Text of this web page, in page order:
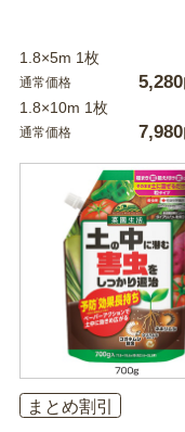
1.8×5m 1枚
通常価格 5,280
1.8×10m 1枚
通常価格 7,980
まとめ割引